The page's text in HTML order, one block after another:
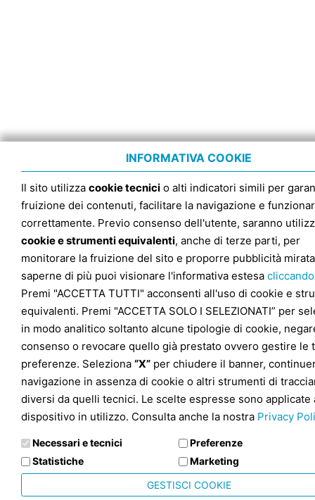
INFORMATIVA COOKIE
Il sito utilizza cookie tecnici o alti indicatori simili per
fruizione dei contenuti, facilitare la navigazione e
correttamente. Previo consenso dell'utente, saranno
cookie e strumenti equivalenti, anche di terze parti, per
monitorare la fruizione del sito e proporre pubblicità
saperne di più puoi visionare l'informativa estesa
Premi "ACCETTA TUTTI" acconsenti all'uso di cookie e
equivalenti. Premi "ACCETTA SOLO I SELEZIONATI” per
in modo analitico soltanto alcune tipologie di cookie,
consenso o revocare quello già prestato ovvero gestire le
preferenze. Seleziona “X” per chiudere il banner,
navigazione in assenza di cookie o altri strumenti di
diversi da quelli tecnici. Le scelte espresse sono applicate
dispositivo in utilizzo. Consulta anche la nostra Privacy
Necessari e tecnici
Preferenze
Statistiche
Marketing
GESTISCI COOKIE